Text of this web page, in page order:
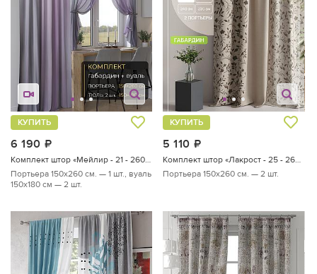
6 190
КУПИТЬ
Комплект штор «Мейлир - 21 - 260 см»
Портьера 150х260 см. — 1 шт., вуаль
150х180 см — 2 шт.
5 110
КУПИТЬ
Комплект штор «Лакрост - 25 - 260 см»
Портьера 150х260 см. — 2 шт.